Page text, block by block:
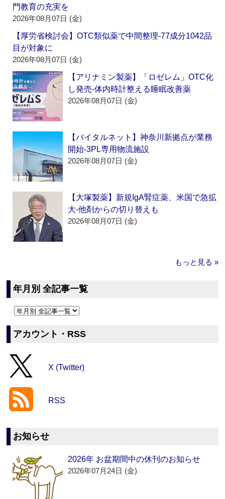
門教育の充実を
2026年08月07日 (金)
【厚労省検討会】OTC類似薬で中間整理‐77成分1042品
目が対象に
2026年08月07日 (金)
【アリナミン製薬】「ロゼレム」OTC化
し発売‐体内時計整える睡眠改善薬
2026年08月07日 (金)
【バイタルネット】神奈川新拠点が業務
開始‐3PL専用物流施設
2026年08月07日 (金)
【大塚製薬】新規IgA腎症薬、米国で急拡
大‐他剤からの切り替えも
2026年08月07日 (金)
もっと見る »
年月別 全記事一覧
アカウント・RSS
X (Twitter)
RSS
お知らせ
2026年 お盆期間中の休刊のお知らせ
2026年07月24日 (金)